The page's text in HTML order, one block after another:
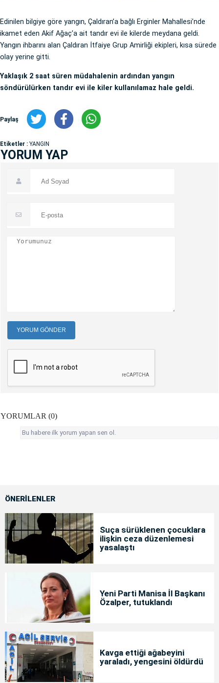
Edinilen bilgiye göre yangın, Çaldıran’a bağlı Erginler Mahallesi’nde
ikamet eden Akif Ağaç’a ait tandır evi ile kilerde meydana geldi.
Yangın ihbarını alan Çaldıran İtfaiye Grup Amirliği ekipleri, kısa sürede
olay yerine gitti.
Yaklaşık 2 saat süren müdahalenin ardından yangın
söndürülürken tandır evi ile kiler kullanılamaz hale geldi.
Paylaş
Etiketler : YANGIN
YORUM YAP
YORUM GÖNDER
YORUMLAR (0)
Bu habere ilk yorum yapan sen ol.
ÖNERİLENLER
Suça sürüklenen çocuklara
ilişkin ceza düzenlemesi
yasalaştı
Yeni Parti Manisa İl Başkanı
Özalper, tutuklandı
Kavga ettiği ağabeyini
yaraladı, yengesini öldürdü